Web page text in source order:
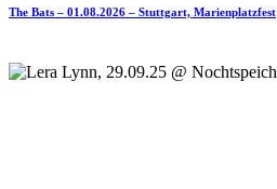
The Bats – 01.08.2026 – Stuttgart, Marienplatzfest